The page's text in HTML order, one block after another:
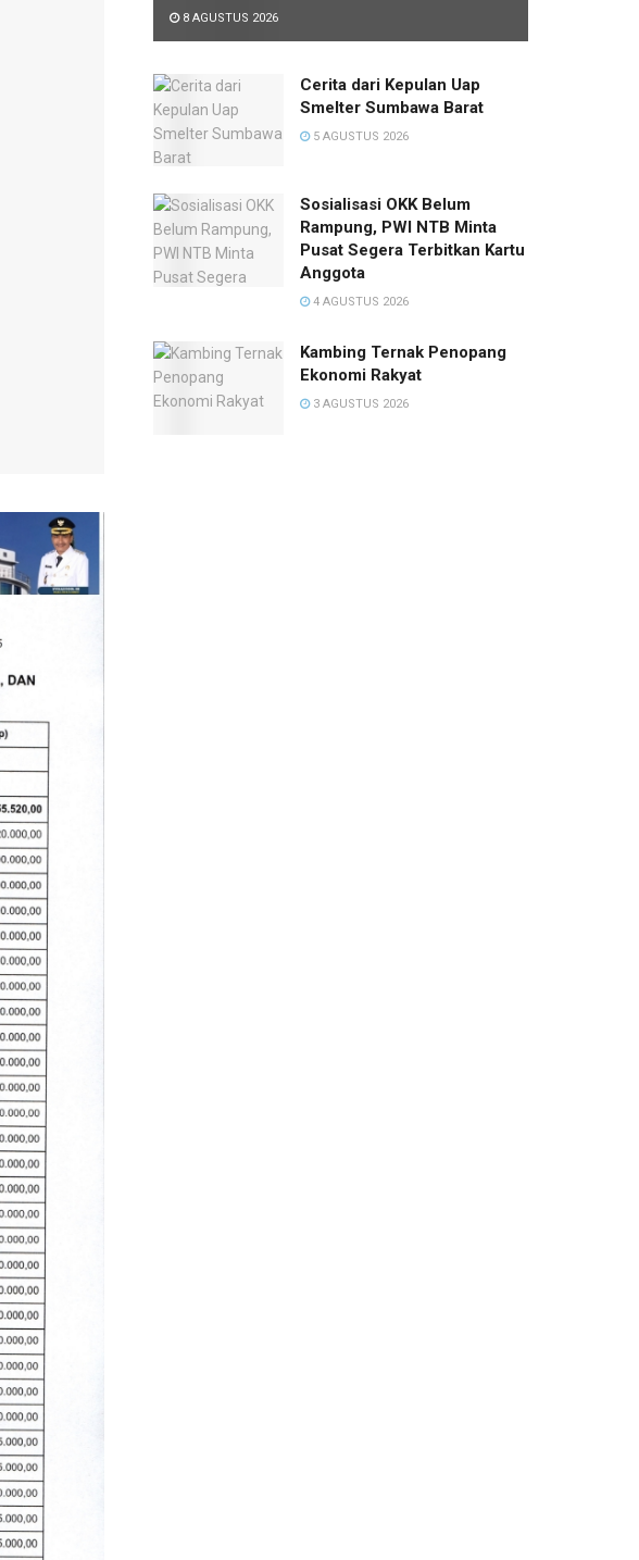
8 AGUSTUS 2026
Cerita dari Kepulan Uap
Smelter Sumbawa Barat
5 AGUSTUS 2026
Sosialisasi OKK Belum
Rampung, PWI NTB Minta
Pusat Segera Terbitkan Kartu
Anggota
4 AGUSTUS 2026
Kambing Ternak Penopang
Ekonomi Rakyat
3 AGUSTUS 2026